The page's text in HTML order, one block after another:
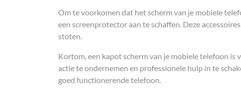
Om te voorkomen dat het scherm van je mobiele
een screenprotector aan te schaffen. Deze
stoten.
Kortom, een kapot scherm van je mobiele telefoon is
actie te ondernemen en professionele hulp in te
goed functionerende telefoon.